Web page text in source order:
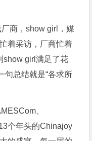
商，show girl，媒
着采访，厂商忙着
show girl满足了花
句总结就是“各求所
、
个年头的Chinajoy